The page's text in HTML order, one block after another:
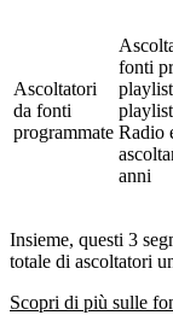
Ascoltatori
da fonti
programmate
fonti
Radio
anni
Insieme, questi 3
totale di ascoltatori
Scopri di più sulle